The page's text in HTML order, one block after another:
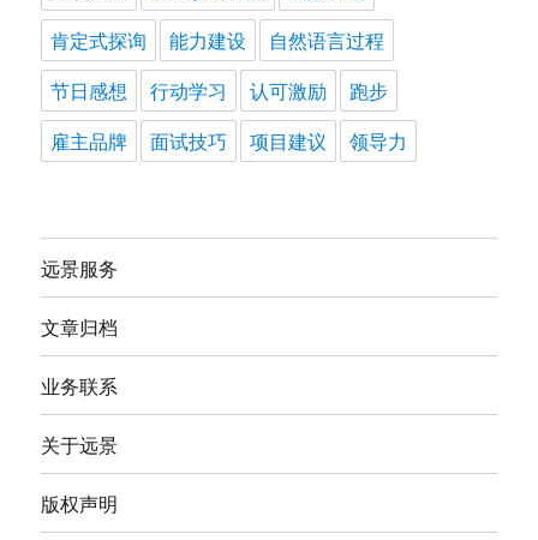
肯定式探询
能力建设
自然语言过程
节日感想
行动学习 认可激励
跑步
雇主品牌
面试技巧 项目建议 领导力
远景服务
文章归档
业务联系
关于远景
版权声明